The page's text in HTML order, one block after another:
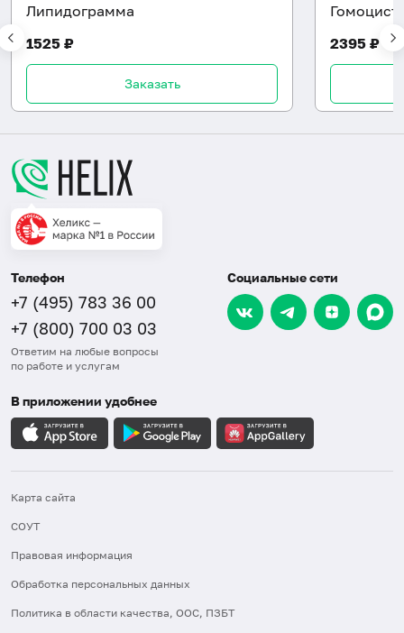
Липидограмма
1525 ₽
Заказать
2395 ₽
Телефон
+7 (495) 783 36 00
+7 (800) 700 03 03
Ответим на любые вопросы
по работе и услугам
Социальные сети
В приложении удобнее
Карта сайта
СОУТ
Правовая информация
Обработка персональных данных
Политика в области качества, ООС, ПЗБТ